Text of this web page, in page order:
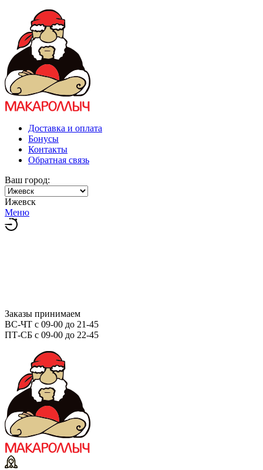
Доставка и оплата
Бонусы
Контакты
Обратная связь
Ваш город:
Ижевск
Меню
Заказы принимаем
ВС-ЧТ с 09-00 до 21-45
ПТ-СБ с 09-00 до 22-45